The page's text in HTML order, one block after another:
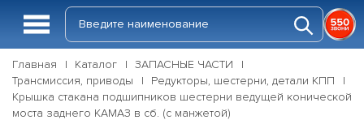
Главная Каталог
ЗАПАСНЫЕ ЧАСТИ
Трансмиссия, приводы
Редукторы, шестерни, детали КПП
Крышка стакана подшипников шестерни ведущей конической
моста заднего КАМАЗ в сб. (с манжетой)